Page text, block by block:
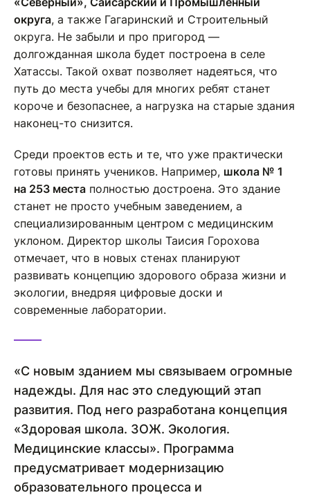
округа, а также Гагаринский и Строительный
округа. Не забыли и про пригород —
долгожданная школа будет построена в селе
Хатассы. Такой охват позволяет надеяться, что
путь до места учебы для многих ребят станет
короче и безопаснее, а нагрузка на старые здания
наконец-то снизится.
Среди проектов есть и те, что уже практически
готовы принять учеников. Например, школа № 1
на 253 места полностью достроена. Это здание
станет не просто учебным заведением, а
специализированным центром с медицинским
уклоном. Директор школы Таисия Горохова
отмечает, что в новых стенах планируют
развивать концепцию здорового образа жизни и
экологии, внедряя цифровые доски и
современные лаборатории.
«С новым зданием мы связываем огромные
надежды. Для нас это следующий этап
развития. Под него разработана концепция
«Здоровая школа. ЗОЖ. Экология.
Медицинские классы». Программа
предусматривает модернизацию
образовательного процесса и